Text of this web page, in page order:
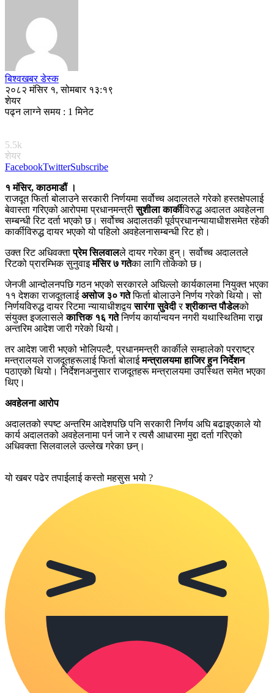
बिश्वखबर डेस्क
२०८२ मंसिर १, सोमबार १३:१९
शेयर
पढ्न लाग्ने समय : 1 मिनेट
5.5k
शेयर
FacebookTwitterSubscribe
१ मंसिर, काठमाडौं ।
राजदूत फिर्ता बोलाउने सरकारी निर्णयमा सर्वोच्च अदालतले गरेको हस्तक्षेपलाई
बेवास्ता गरिएको आरोपमा प्रधानमन्त्रीसुशीला कार्कीविरुद्ध अदालत अवहेलना
सम्बन्धी रिट दर्ता भएको छ। सर्वोच्च अदालतकी पूर्वप्रधानन्यायाधीशसमेत रहेकी
कार्कीविरुद्ध दायर भएको यो पहिलो अवहेलनासम्बन्धी रिट हो।
उक्त रिट अधिवक्ताप्रेम सिलवालले दायर गरेका हुन्। सर्वोच्च अदालतले
रिटको प्रारम्भिक सुनुवाइमंसिर ७ गतेका लागि तोकेको छ।
जेनजी आन्दोलनपछि गठन भएको सरकारले अघिल्लो कार्यकालमा नियुक्त भएका
११ देशका राजदूतलाईअसोज ३० गतेफिर्ता बोलाउने निर्णय गरेको थियो। सो
निर्णयविरुद्ध दायर रिटमा न्यायाधीशद्वयसारंगा सुवेदीरश्रीकान्त पौडेलको
संयुक्त इजलासलेकात्तिक १६ गतेनिर्णय कार्यान्वयन नगरी यथास्थितिमा राख्न
अन्तरिम आदेश जारी गरेको थियो।
तर आदेश जारी भएको भोलिपल्टै, प्रधानमन्त्री कार्कीले सम्हालेको परराष्ट्र
मन्त्रालयले राजदूतहरूलाई फिर्ता बोलाईमन्त्रालयमा हाजिर हुन निर्देशन
पठाएको थियो। निर्देशनअनुसार राजदूतहरू मन्त्रालयमा उपस्थित समेत भएका
थिए।
अवहेलना आरोप
अदालतको स्पष्ट अन्तरिम आदेशपछि पनि सरकारी निर्णय अघि बढाइएकाले यो
कार्य अदालतको अवहेलनामा पर्न जाने र त्यसै आधारमा मुद्दा दर्ता गरिएको
अधिवक्ता सिलवालले उल्लेख गरेका छन्।
यो खबर पढेर तपाईलाई कस्तो महसुस भयो ?